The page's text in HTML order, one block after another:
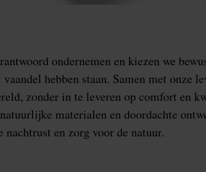
ondernemen en kiezen we
hebben staan. Samen met onze
zonder in te leveren op comfort en
materialen en doordachte
nachtrust en zorg voor de natuur.